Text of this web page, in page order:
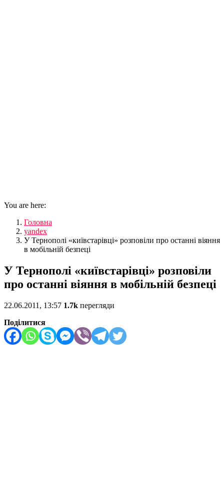
You are here:
Головна
yandex
У Тернополі «київстарівці» розповіли про останні віяння
в мобільній безпеці
У Тернополі «київстарівці» розповіли
про останні віяння в мобільній безпеці
22.06.2011, 13:57 1.7k перегляди
Поділитися